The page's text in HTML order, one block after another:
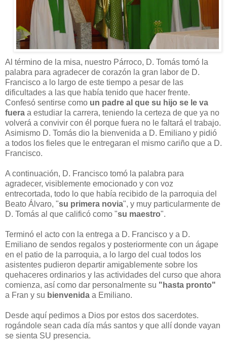
Al término de la misa, nuestro Párroco, D. Tomás tomó la
palabra para agradecer de corazón la gran labor de D.
Francisco a lo largo de este tiempo a pesar de las
dificultades a las que había tenido que hacer frente.
Confesó sentirse como un padre al que su hijo se le va
fuera a estudiar la carrera, teniendo la certeza de que ya no
volverá a convivir con él porque fuera no le faltará el trabajo.
Asimismo D. Tomás dio la bienvenida a D. Emiliano y pidió
a todos los fieles que le entregaran el mismo cariño que a D.
Francisco.
A continuación, D. Francisco tomó la palabra para
agradecer, visiblemente emocionado y con voz
entrecortada, todo lo que había recibido de la parroquia del
Beato Álvaro, "su primera novia", y muy particularmente de
D. Tomás al que calificó como "su maestro".
Terminó el acto con la entrega a D. Francisco y a D.
Emiliano de sendos regalos y posteriormente con un ágape
en el patio de la parroquia, a lo largo del cual todos los
asistentes pudieron departir amigablemente sobre los
quehaceres ordinarios y las actividades del curso que ahora
comienza, así como dar personalmente su "hasta pronto"
a Fran y su bienvenida a Emiliano.
Desde aquí pedimos a Dios por estos dos sacerdotes.
rogándole sean cada día más santos y que allí donde vayan
se sienta SU presencia.